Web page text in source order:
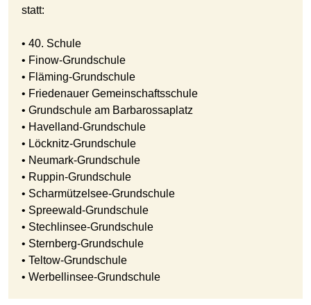
statt:
• 40. Schule
• Finow-Grundschule
• Fläming-Grundschule
• Friedenauer Gemeinschaftsschule
• Grundschule am Barbarossaplatz
• Havelland-Grundschule
• Löcknitz-Grundschule
• Neumark-Grundschule
• Ruppin-Grundschule
• Scharmützelsee-Grundschule
• Spreewald-Grundschule
• Stechlinsee-Grundschule
• Sternberg-Grundschule
• Teltow-Grundschule
• Werbellinsee-Grundschule